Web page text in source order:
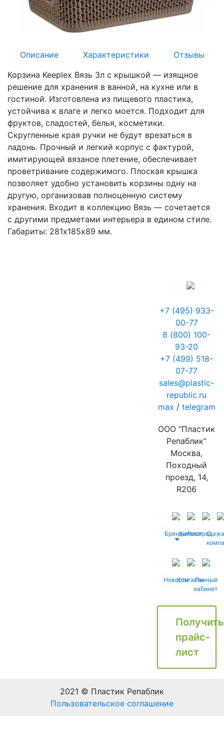
Описание Характеристики
Отзывы
Корзина Keeplex Вязь 3л с крышкой — изящное
решение для хранения в ванной, на кухне или в
гостиной. Изготовлена из пищевого пластика,
устойчива к влаге и легко моется. Подходит для
фруктов, сладостей, белья, косметики.
Скругленные края ручки не будут врезаться в
ладонь. Прочный и легкий корпус с фактурой,
имитирующей вязаное плетение, обеспечивает
проветривание содержимого. Плоская крышка
позволяет удобно установить корзины одну на
другую, организовав полноценную систему
хранения. Входит в коллекцию Вязь — сочетается
с другими предметами интерьера в едином стиле.
Габариты: 281х185х89 мм.
+7 (495) 933-
00-77
8 (800) 100-
93-20
+7 (499) 518-
07-77
sales@plastic-
republic.ru
max / telegram
ООО “Пластик
Репаблик”
Москва,
Походный
проезд, 14,
R206
БрендыКаталог
Распродажа
О
НовостиКонтактыЛичный
кабинет
Получить
прайс-
лист
2021 © Пластик Репаблик
Пользовательское соглашение